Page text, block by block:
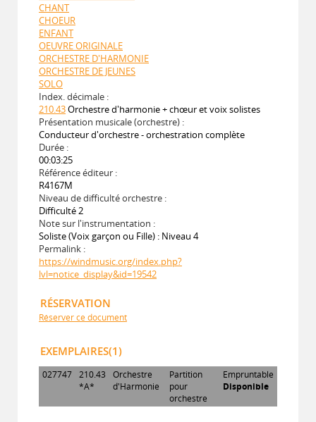
CHANT
CHOEUR
ENFANT
OEUVRE ORIGINALE
ORCHESTRE D'HARMONIE
ORCHESTRE DE JEUNES
SOLO
Index. décimale :
210.43Orchestre d'harmonie + chœur et voix solistes
Présentation musicale (orchestre) :
Conducteur d'orchestre - orchestration complète
Durée :
00:03:25
Référence éditeur :
R4167M
Niveau de difficulté orchestre :
Difficulté 2
Note sur l'instrumentation :
Soliste (Voix garçon ou Fille) : Niveau 4
Permalink :
https://windmusic.org/index.php?
lvl=notice_display&id=19542
RÉSERVATION
Réserver ce document
EXEMPLAIRES(1)
027747 210.43
*A*
Orchestre
d'Harmonie
Partition
pour
orchestre
Empruntable
Disponible